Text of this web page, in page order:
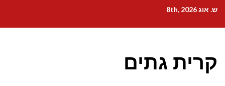
content
ש. אוג 8th, 2026
קרית גתים